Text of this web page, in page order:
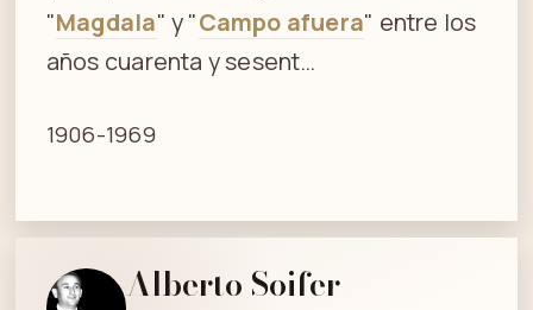
"Magdala" y "Campo afuera" entre los
años cuarenta y sesent…
1906-1969
Alberto Soifer